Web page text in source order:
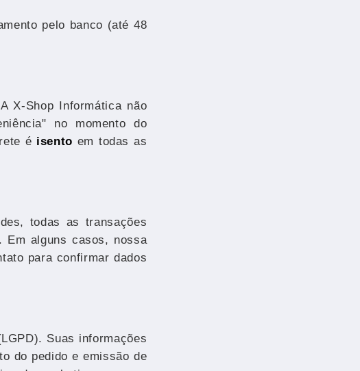
pelo banco (até 48
X-Shop Informática não
no momento do
é isento em todas as
todas as transações
Em alguns casos, nossa
para confirmar dados
Suas informações
do pedido e emissão de